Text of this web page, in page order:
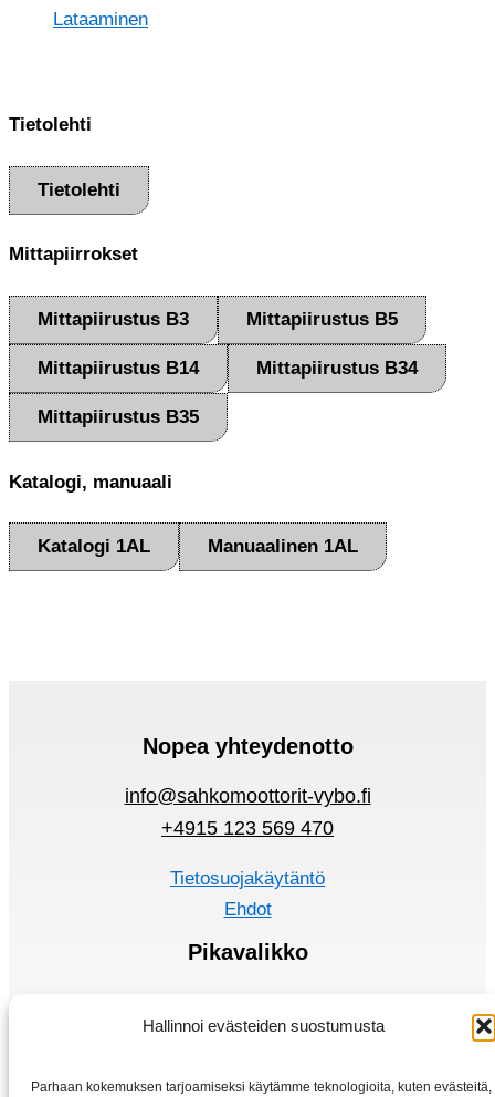
Hallinnoi evästeiden suostumusta
Parhaan kokemuksen tarjoamiseksi käytämme teknologioita, kuten evästeitä,
Lataaminen
Tietolehti
Tietolehti
Mittapiirrokset
Mittapiirustus B3 Mittapiirustus B5
Mittapiirustus B14 Mittapiirustus B34
Mittapiirustus B35
Katalogi, manuaali
Katalogi 1AL Manuaalinen 1AL
Nopea yhteydenotto
info@sahkomoottorit-vybo.fi
+4915 123 569 470
Tietosuojakäytäntö
Ehdot
Pikavalikko
Taajuusmuuttaja